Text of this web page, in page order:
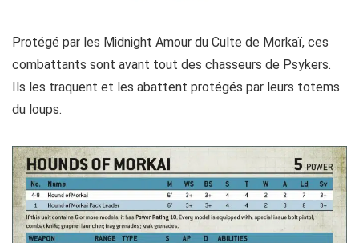
Protégé par les Midnight Amour du Culte de Morkaï, ces
combattants sont avant tout des chasseurs de Psykers.
Ils les traquent et les abattent protégés par leurs totems
du loups.